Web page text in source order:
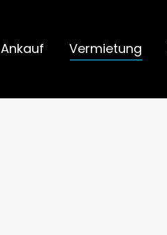
Ankauf Vermietung